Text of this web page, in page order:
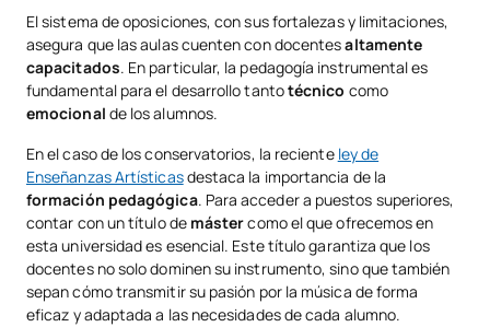
El sistema de oposiciones, con sus fortalezas y limitaciones,
asegura que las aulas cuenten con docentesaltamente
capacitados. En particular, la pedagogía instrumental es
fundamental para el desarrollo tantotécnico como
emocional de los alumnos.
En el caso de los conservatorios, la reciente ley de
Enseñanzas Artísticasdestaca la importancia de la
formación pedagógica. Para acceder a puestos superiores,
contar con un título de mástercomo el que ofrecemos en
esta universidad es esencial. Este título garantiza que los
docentes no solo dominen su instrumento, sino que también
sepan cómo transmitir su pasión por la música de forma
eficaz y adaptada a las necesidades de cada alumno.